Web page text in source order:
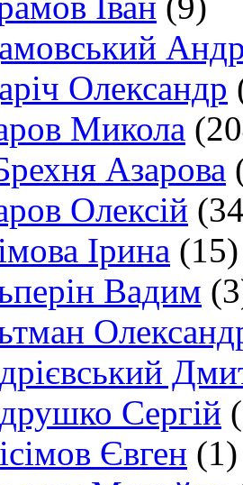
Олександр
Микола
Азарова
Олексій
Ірина (15)
Вадим
Сергій
Євген (1)